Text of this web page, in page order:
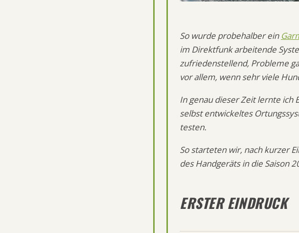
So wurde probehalber ein
im Direktfunk arbeitende
zufriedenstellend, Probleme
vor allem, wenn sehr viele
In genau dieser Zeit lernte ich
selbst entwickeltes
testen.
So starteten wir, nach kurzer
des Handgeräts in die Saison
ERSTER EINDRUCK